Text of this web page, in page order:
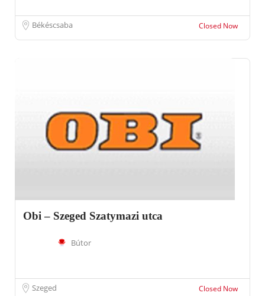
Békéscsaba Closed Now
Obi – Szeged Szatymazi utca
Bútor
Szeged Closed Now